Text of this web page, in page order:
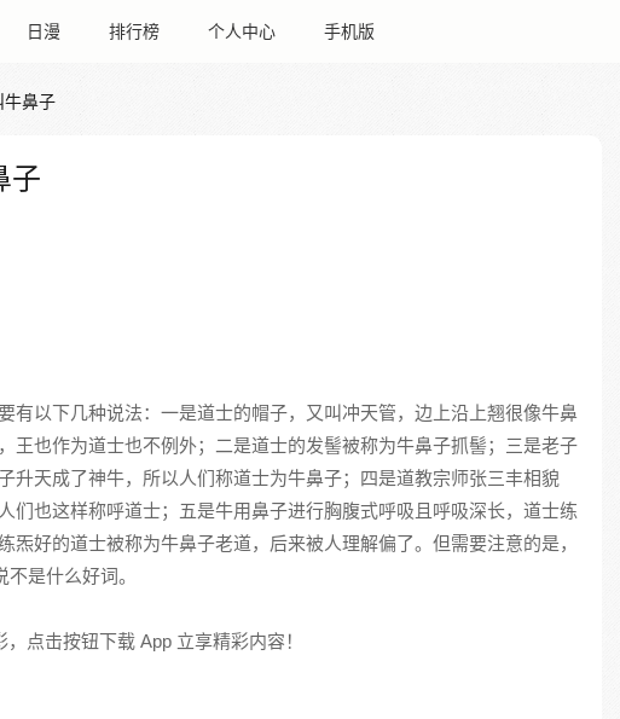
日漫 排行榜 个人中心 手机版
牛鼻子
子
有以下几种说法：一是道士的帽子，又叫冲天管，边上沿上翘很像牛鼻
王也作为道士也不例外；二是道士的发髻被称为牛鼻子抓髻；三是老子
升天成了神牛，所以人们称道士为牛鼻子；四是道教宗师张三丰相貌
们也这样称呼道士；五是牛用鼻子进行胸腹式呼吸且呼吸深长，道士练
炁好的道士被称为牛鼻子老道，后来被人理解偏了。但需要注意的是，
是什么好词。
，点击按钮下载 App 立享精彩内容！